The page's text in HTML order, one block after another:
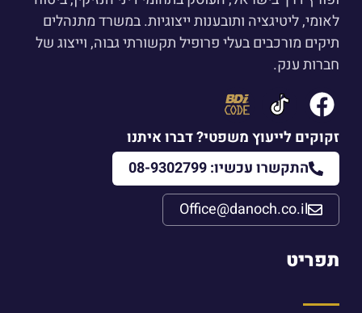
לאומי, ליטיגציה ותובענות ייצוגיות. במשרד מתנהלים
תיקים מורכבים בעלי פרופיל תקשורתי גבוה, וייצוג של
חברות ענק.
זקוקים לייעוץ משפטי? דברו איתנו
התקשרו עכשיו: 08-9302799
Office@danoch.co.il
תפריט